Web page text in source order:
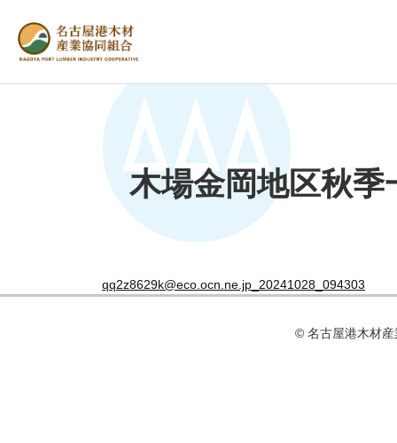
木場金岡地区秋
qq2z8629k@eco.ocn.ne.jp_20241028_094303
© 名古屋港⽊材